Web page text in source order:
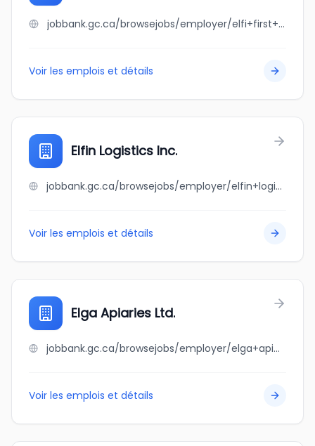
jobbank.gc.ca/browsejobs/employer/elfi+first+school/ca
Voir les emplois et détails
Elfin Logistics Inc.
jobbank.gc.ca/browsejobs/employer/elfin+logistics+inc./ca
Voir les emplois et détails
Elga Apiaries Ltd.
jobbank.gc.ca/browsejobs/employer/elga+apiaries+ltd./ca
Voir les emplois et détails